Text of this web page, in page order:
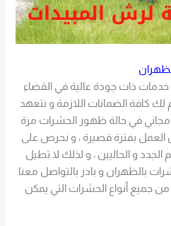
ذات جودة عالية في القضاء
كافة الضمانات اللازمة و نتعهد
مجاني في حالة ظهور الحشرات مرة
العمل بفترة قصيرة ، و نحرص على
الجدد و الحاليين ، و لذلك لا تطيل
بالظهران و بادر بالتواصل معنا
جميع أنواع الحشرات التي يمكن